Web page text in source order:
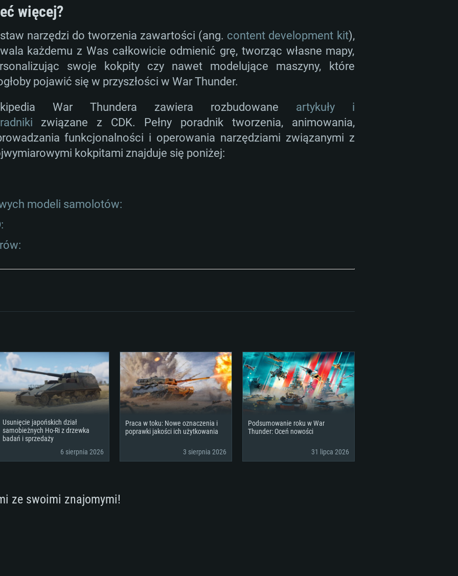
więcej?
narzędzi do tworzenia zawartości (ang. content development kit),
każdemu z Was całkowicie odmienić grę, tworząc własne mapy,
swoje kokpity czy nawet modelujące maszyny, które
pojawić się w przyszłości w War Thunder.
War Thundera zawiera rozbudowane artykuły i
związane z CDK. Pełny poradnik tworzenia, animowania,
funkcjonalności i operowania narzędziami związanymi z
kokpitami znajduje się poniżej:
modeli samolotów:
Usunięcie japońskich dział
samobieżnych Ho-Ri z drzewka
badań i sprzedaży
6 sierpnia 2026
Praca w toku: Nowe oznaczenia i
poprawki jakości ich użytkowania
3 sierpnia 2026
Podsumowanie roku w War
Thunder: Oceń nowości
31 lipca 2026
ze swoimi znajomymi!